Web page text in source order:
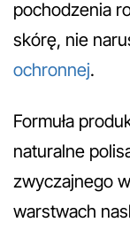
pochodzenia
skórę, nie
ochronnej.
Formuła
naturalne
zwyczajnego
warstwach